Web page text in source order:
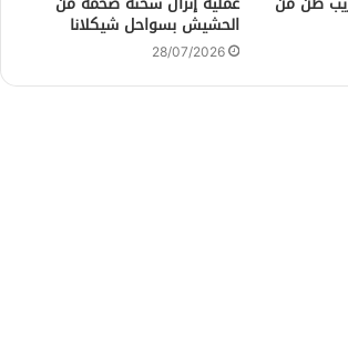
الحشيش بسواحل شيكلانا
28/07/2026